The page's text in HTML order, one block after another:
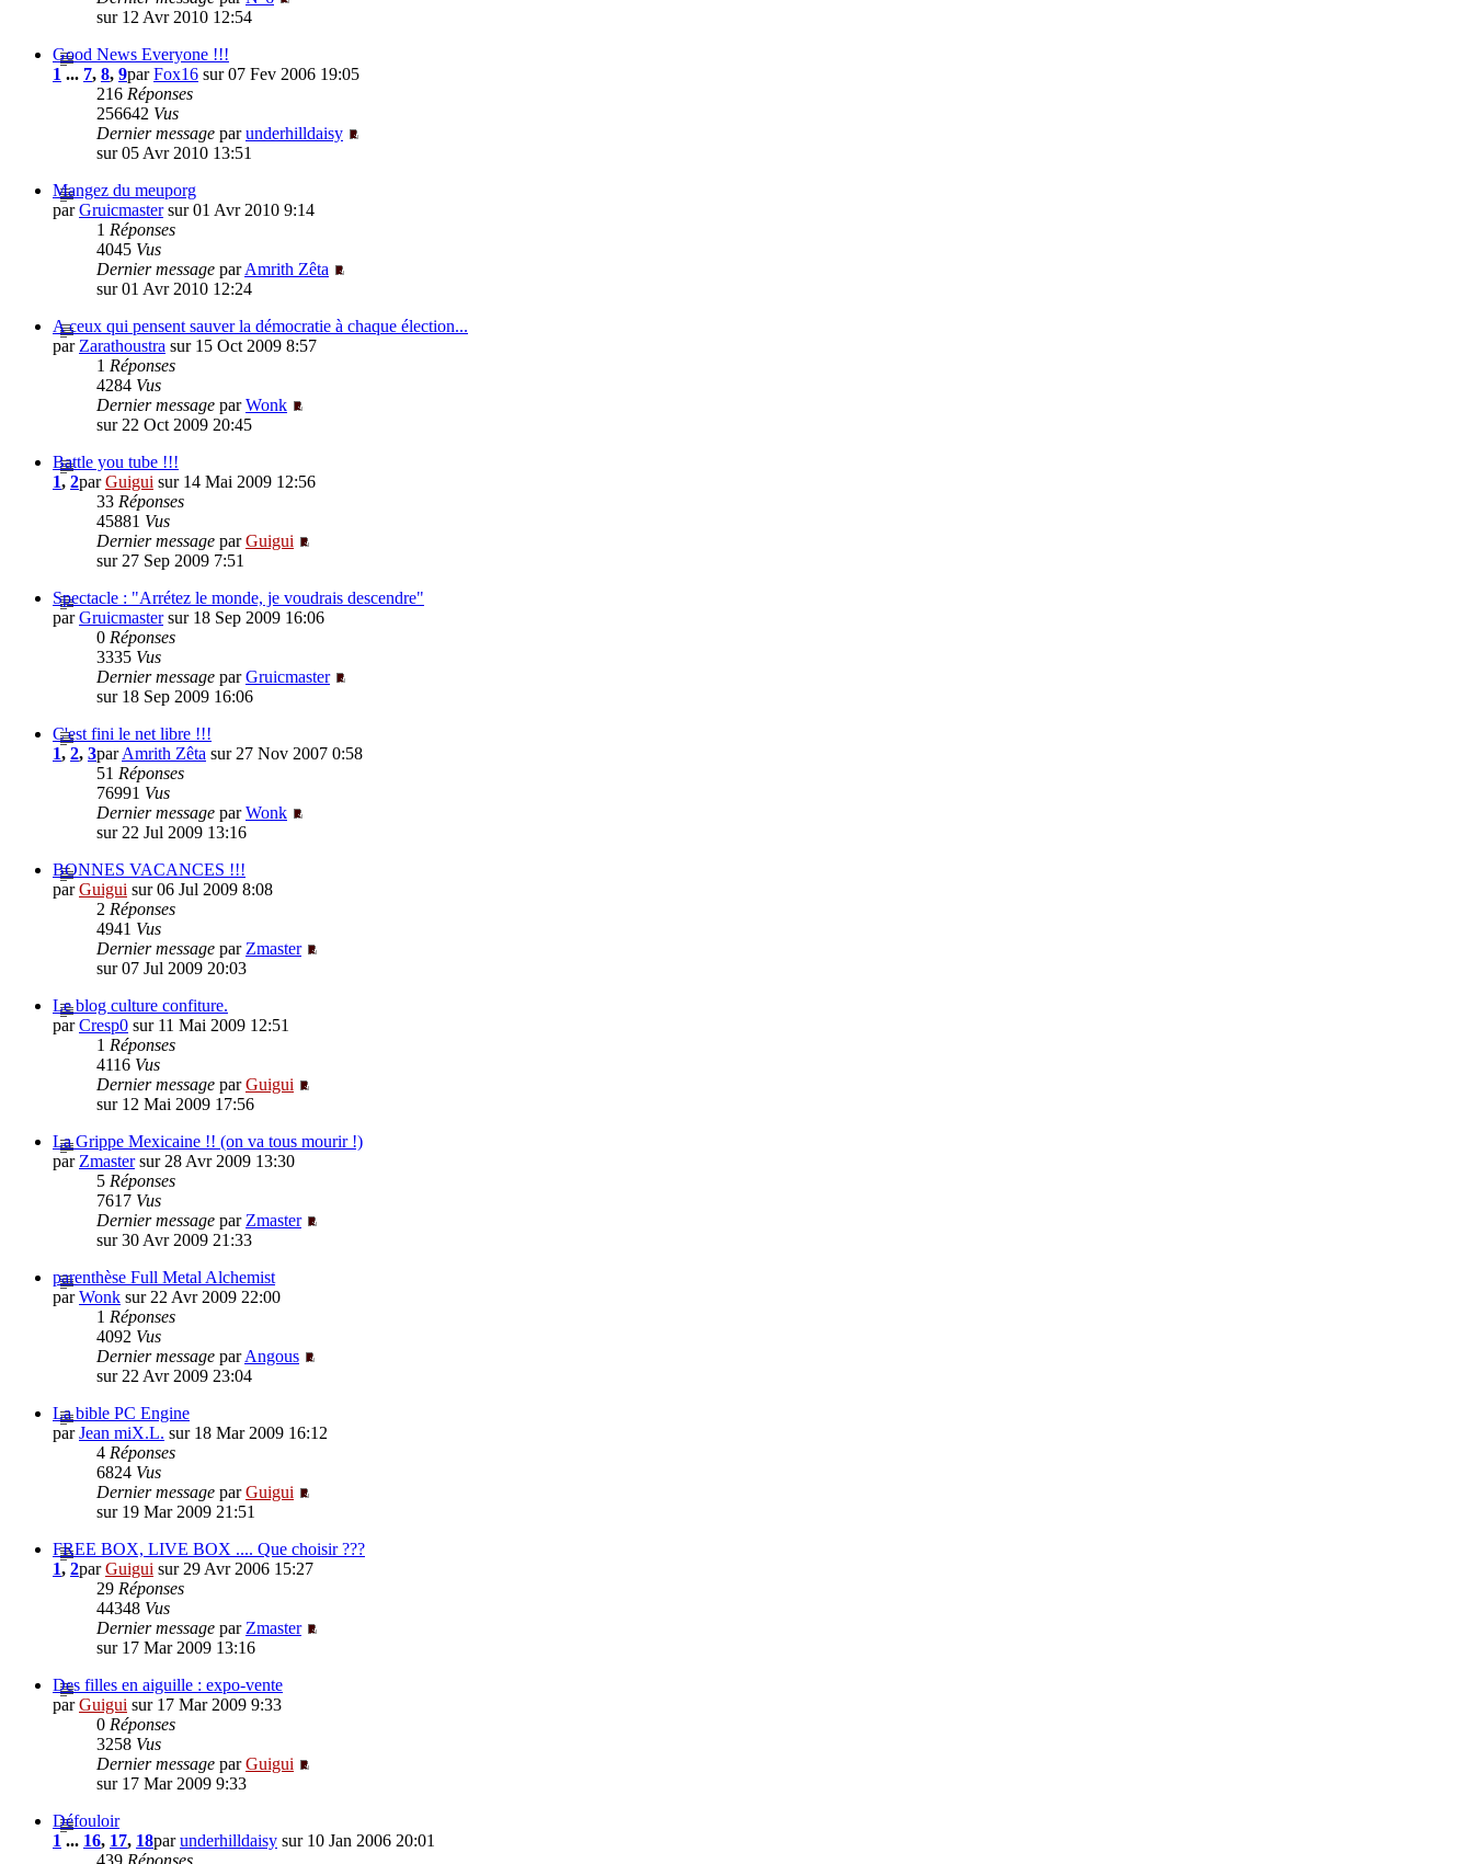
sur 12 Avr 2010 12:54
Good News Everyone !!!
1 ... 7, 8, 9parFox16 sur 07 Fev 2006 19:05
216 Réponses
256642 Vus
Dernier message parunderhilldaisy
sur 05 Avr 2010 13:51
Mangez du meuporg
parGruicmastersur 01 Avr 2010 9:14
1 Réponses
4045 Vus
Dernier message parAmrith Zêta
sur 01 Avr 2010 12:24
A ceux qui pensent sauver la démocratie à chaque élection...
parZarathoustra sur 15 Oct 2009 8:57
1 Réponses
4284 Vus
Dernier message parWonk
sur 22 Oct 2009 20:45
Battle you tube !!!
1, 2parGuigui sur 14 Mai 2009 12:56
33 Réponses
45881 Vus
Dernier message parGuigui
sur 27 Sep 2009 7:51
Spectacle : "Arrétez le monde, je voudrais descendre"
parGruicmastersur 18 Sep 2009 16:06
0 Réponses
3335 Vus
Dernier message parGruicmaster
sur 18 Sep 2009 16:06
C'est fini le net libre !!!
1, 2, 3parAmrith Zêta sur 27 Nov 2007 0:58
51 Réponses
76991 Vus
Dernier message parWonk
sur 22 Jul 2009 13:16
BONNES VACANCES !!!
parGuigui sur 06 Jul 2009 8:08
2 Réponses
4941 Vus
Dernier message parZmaster
sur 07 Jul 2009 20:03
Le blog culture confiture.
parCresp0 sur 11 Mai 2009 12:51
1 Réponses
4116 Vus
Dernier message parGuigui
sur 12 Mai 2009 17:56
La Grippe Mexicaine !! (on va tous mourir !)
parZmastersur 28 Avr 2009 13:30
5 Réponses
7617 Vus
Dernier message parZmaster
sur 30 Avr 2009 21:33
parenthèse Full Metal Alchemist
parWonk sur 22 Avr 2009 22:00
1 Réponses
4092 Vus
Dernier message parAngous
sur 22 Avr 2009 23:04
La bible PC Engine
parJean miX.L. sur 18 Mar 2009 16:12
4 Réponses
6824 Vus
Dernier message parGuigui
sur 19 Mar 2009 21:51
FREE BOX, LIVE BOX .... Que choisir ???
1, 2parGuigui sur 29 Avr 2006 15:27
29 Réponses
44348 Vus
Dernier message parZmaster
sur 17 Mar 2009 13:16
Des filles en aiguille : expo-vente
parGuigui sur 17 Mar 2009 9:33
0 Réponses
3258 Vus
Dernier message parGuigui
sur 17 Mar 2009 9:33
Défouloir
1 ... 16, 17, 18parunderhilldaisy sur 10 Jan 2006 20:01